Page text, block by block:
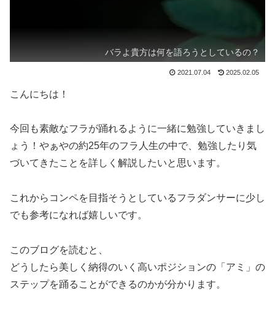
バラよ貴方は何を語ろうとしているの？
2021.07.04 2025.02.05
こんにちは！
今回も素敵なフラが踊れるように一緒に勉強していきまし
ょう！やぁやの約25年のフラ人生の中で、勉強したり気
づいてきたことを詳しく解説したいと思います。
これからコンペを目指そうとしているフラダンサーに少し
でも参考になれば嬉しいです。
このブログを読むと、
どうしたら美しく納得のいく高いポジションの「アミ」の
ステップを踊ることができるのかが分かります。